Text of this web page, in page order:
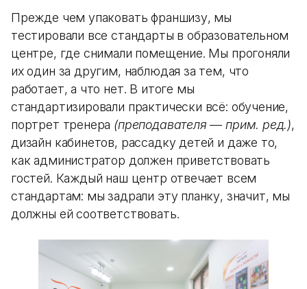
Прежде чем упаковать франшизу, мы
тестировали все стандарты в образовательном
центре, где снимали помещение. Мы прогоняли
их один за другим, наблюдая за тем, что
работает, а что нет. В итоге мы
стандартизировали практически всё: обучение,
портрет тренера (преподавателя— прим. ред.),
дизайн кабинетов, рассадку детей и даже то,
как администратор должен приветствовать
гостей. Каждый наш центр отвечает всем
стандартам: мы задрали эту планку, значит, мы
должны ей соответствовать.